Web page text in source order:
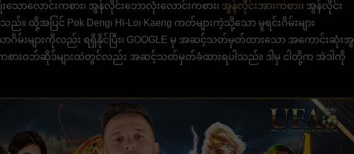
ောလောင်းကစား၊ အွန်လိုင်းဘောလုံးလောင်းကစား၊ အွန်လိုင်းအားကစား၊ အွန်လိုင်း
။ ထို့အပြင် Pok Deng၊ Hi-Lo၊ Kaeng ကတ်များကဲ့သို့သော မူရင်းဂိမ်းများ
ာဂိမ်းများကိုလည်း ရရှိနိုင်ပြီး၊ GOOGLE မှ အဆင့်သတ်မှတ်ထားသော အကောင်းဆုံးအွ
စားဝဘ်ဆိုဒ်များထဲတွင်လည်း အဆင့်သတ်မှတ်ခံထားရပါသည်။ ဒါမှ ငါတို့က အဲဒါကို